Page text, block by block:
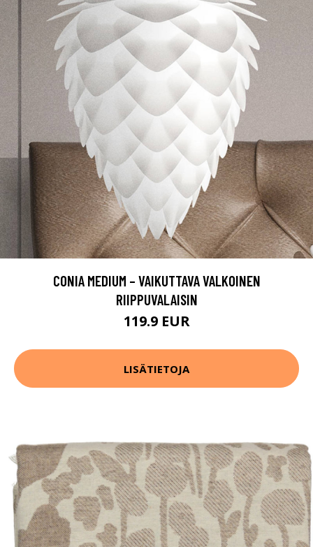
CONIA MEDIUM – VAIKUTTAVA VALKOINEN
RIIPPUVALAISIN
119.9 EUR
LISÄTIETOJA